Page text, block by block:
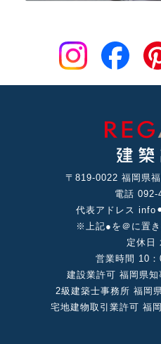
〒819-0022 福岡県
電話 092-
代表アドレス
※上記●を＠に置き
定休⽇
営業時間 10
建設業許可 福岡県
2級建築⼠事務所 福岡
宅地建物取引業許可 福